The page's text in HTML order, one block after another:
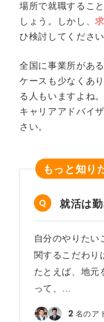
場所で就職するこ
しょう。しかし、
ひ検討してください
全国に事業所があ
ケースも少なくあ
る人もいますよね
キャリアアドバイ
さい。
もっと知り
就活は
自分のやりたい
関するこだわり
たとえば、地元
って、…
2 名のア